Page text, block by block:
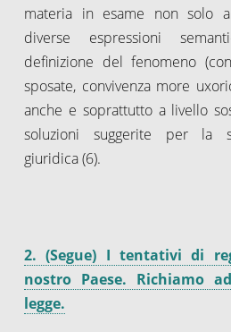
materia in esame non solo
diverse espressioni
definizione del fenomeno
sposate, convivenza more
anche e soprattutto a livello
soluzioni suggerite per la
giuridica (6).
2. (Segue) I tentativi di
nostro Paese. Richiamo
legge.